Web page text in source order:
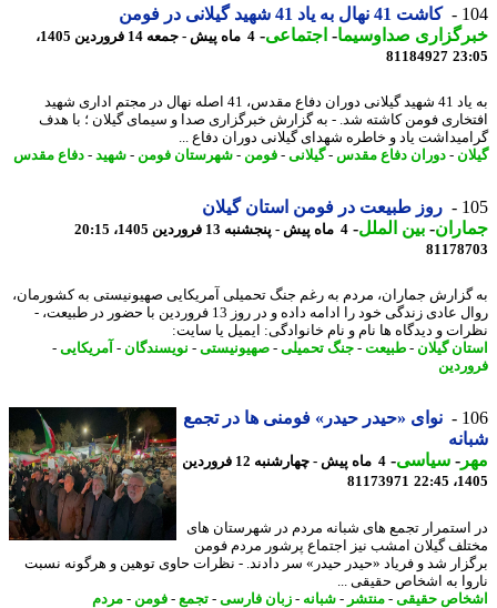
کاشت 41 نهال به یاد 41 شهید گیلانی در فومن
صداوسیما-اجتماعی-
4 ماه پیش - جمعه 14 فروردین 1405،
81184927
به یاد 41 شهید گیلانی دوران دفاع مقدس، 41 اصله نهال در مجتم اداری شهید
فومن کاشته شد. - به گزارش خبرگزاری صدا و سیمای گیلان ؛ با هدف
یاد و خاطره شهدای گیلانی دوران دفاع ...
-دوران دفاع مقدس-گیلانی-فومن-شهرستان فومن-شهید-دفاع مقدس
روز طبیعت در فومن استان گیلان
- بین الملل-4 ماه پیش - پنجشنبه 13 فروردین 1405، 20:15
جماران، مردم به رغم جنگ تحمیلی آمریکایی صهیونیستی به کشورمان،
روال عادی زندگی خود را ادامه داده و در روز 13 فروردین با حضور در طبیعت، -
و دیدگاه ها نام و نام خانوادگی: ایمیل یا سایت:
گیلان-طبیعت-جنگ تحمیلی-صهیونیستی-نویسندگان-آمریکایی-
نوای «حیدر حیدر» فومنی ها در تجمع
-سیاسی-
4 ماه پیش - چهارشنبه 12 فروردین
81173971
تجمع های شبانه مردم در شهرستان های
گیلان امشب نیز اجتماع پرشور مردم فومن
شد و فریاد «حیدر حیدر» سر دادند. - نظرات حاوی توهین و هرگونه نسبت
به اشخاص حقیقی ...
حقیقی-منتشر-شبانه-زبان فارسی -تجمع-فومن-مردم